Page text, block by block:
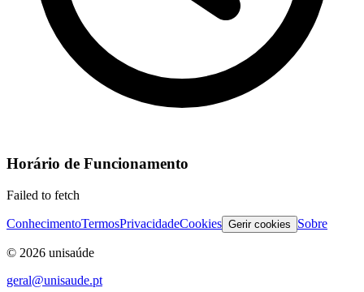
Horário de Funcionamento
Failed to fetch
ConhecimentoTermosPrivacidadeCookies Gerir cookies Sobre
© 2026 unisaúde
geral@unisaude.pt